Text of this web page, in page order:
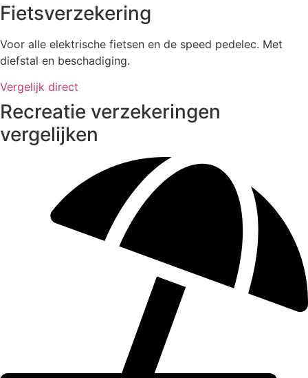
Fietsverzekering
Voor alle elektrische fietsen en de speed pedelec. Met
diefstal en beschadiging.
Vergelijk direct
Recreatie verzekeringen
vergelijken